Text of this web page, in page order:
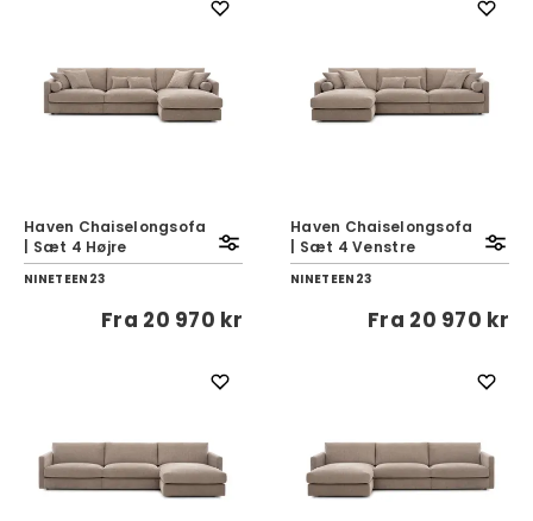
Haven Chaiselongsofa
| Sæt 4 Højre
NINETEEN23
Fra 20 970 kr
Haven Chaiselongsofa
| Sæt 4 Venstre
NINETEEN23
Fra 20 970 kr